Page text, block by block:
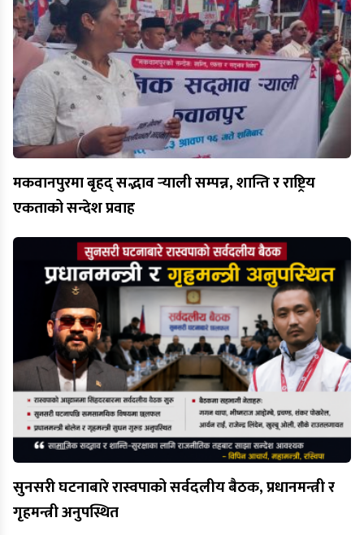
मकवानपुरमा बृहद् सद्भाव र्‍याली सम्पन्न, शान्ति र राष्ट्रिय
एकताको सन्देश प्रवाह
सुनसरी घटनाबारे रास्वपाको सर्वदलीय बैठक, प्रधानमन्त्री र
गृहमन्त्री अनुपस्थित